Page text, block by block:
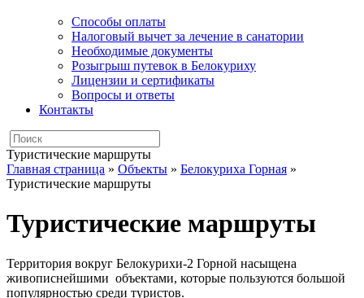
Способы оплаты
Налоговый вычет за лечение в санатории
Необходимые документы
Розыгрыш путевок в Белокуриху
Лицензии и сертификаты
Вопросы и ответы
Контакты
Туристические маршруты
Главная страница » Объекты » Белокуриха Горная »
Туристические маршруты
Туристические маршруты
Территория вокруг Белокурихи-2 Горной насыщена
живописнейшими объектами, которые пользуются большой
популярностью среди туристов.